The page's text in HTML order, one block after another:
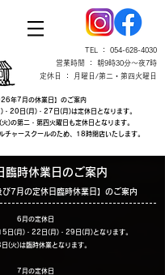
TEL ： 054-628-4030
営業時間 ： 朝9時30分～夜7時
定休日 ： 月曜日/第二・第四火曜日
年7月の休業日】のご案内
20日(月)・27日(月)は定休日となります。
)の第二・第四火曜日も定休日となります。
ャースクールのため、18時閉店いたします。
臨時休業日のご案内
7月の定休日臨時休業日】のご案内
6月の定休日
日(月)・22日(月)・29日(月)となります。
(火)は臨時休業となります。
7月の定休日